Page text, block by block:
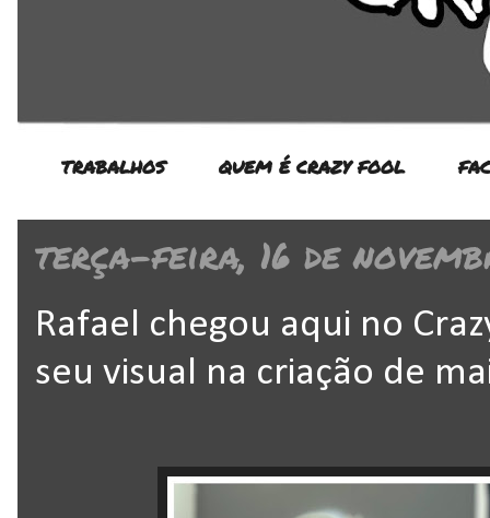
TRABALHOS QUEM É CRAZY FOOL
terça-feira, 16 de
Rafael chegou aqui no
seu visual na criação de